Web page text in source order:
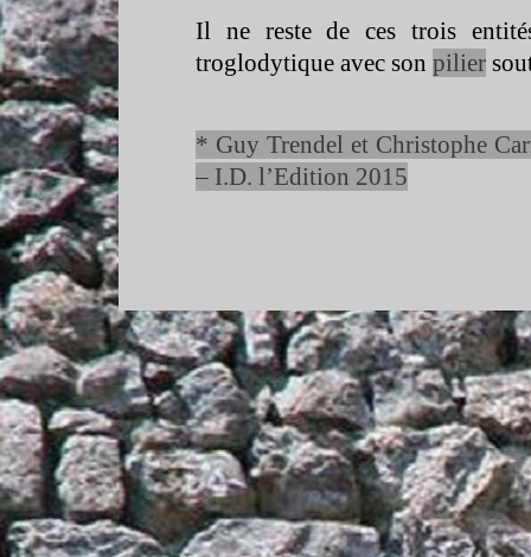
Il ne reste de ces trois
troglodytique avec son pilier
* Guy Trendel et Christophe
– I.D. l’Edition 2015